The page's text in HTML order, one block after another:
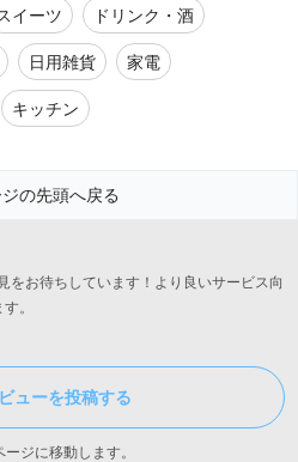
イーツ
ドリンク・酒
日用雑貨
家電
キッチン
の先頭へ戻る
をお待ちしています！より良いサービス向
。
ューを投稿する
ジに移動します。